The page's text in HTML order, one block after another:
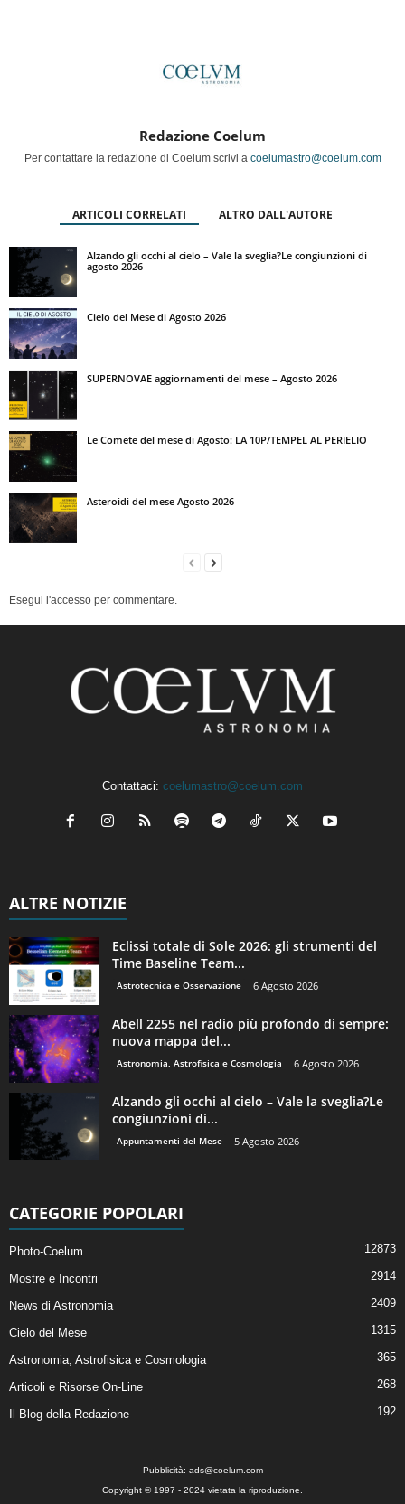
Redazione Coelum
Per contattare la redazione di Coelum scrivi a coelumastro@coelum.com
ARTICOLI CORRELATI ALTRO DALL'AUTORE
Alzando gli occhi al cielo – Vale la sveglia?Le congiunzioni di
agosto 2026
Cielo del Mese di Agosto 2026
SUPERNOVAE aggiornamenti del mese – Agosto 2026
Le Comete del mese di Agosto: LA 10P/TEMPEL AL PERIELIO
Asteroidi del mese Agosto 2026
Esegui l'accesso per commentare.
Contattaci: coelumastro@coelum.com
ALTRE NOTIZIE
Eclissi totale di Sole 2026: gli strumenti del
Time Baseline Team...
Astrotecnica e Osservazione 6 Agosto 2026
Abell 2255 nel radio più profondo di sempre:
nuova mappa del...
Astronomia, Astrofisica e Cosmologia 6 Agosto 2026
Alzando gli occhi al cielo – Vale la sveglia?Le
congiunzioni di...
Appuntamenti del Mese 5 Agosto 2026
CATEGORIE POPOLARI
Photo-Coelum 12873
Mostre e Incontri 2914
News di Astronomia 2409
Cielo del Mese 1315
Astronomia, Astrofisica e Cosmologia 365
Articoli e Risorse On-Line 268
Il Blog della Redazione 192
Pubblicità: ads@coelum.com
Copyright © 1997 - 2024 vietata la riproduzione.